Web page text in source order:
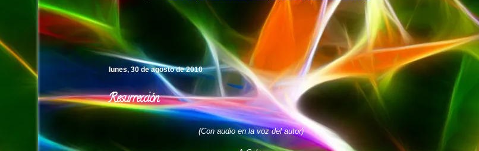
lunes, 30 de agosto de 2010
Resurrección
(Con audio en la voz del autor)